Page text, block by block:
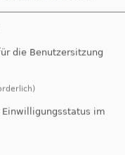
3, 90530
die Benutzersitzung
im